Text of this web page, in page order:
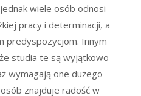
wiele osób odnosi
pracy i determinacji, a
predyspozycjom. Innym
studia te są wyjątkowo
wymagają one dużego
znajduje radość w